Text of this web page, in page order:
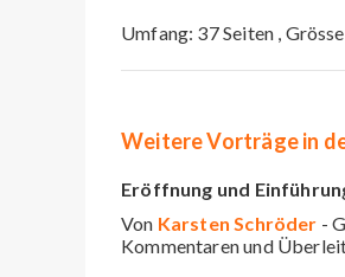
Umfang: 37 Seiten ,
Weitere Vorträge in
Eröffnung und
Von Karsten Schröder -
Kommentaren und